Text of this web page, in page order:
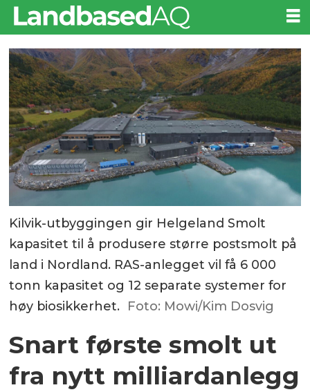
Kilvik-utbyggingen gir Helgeland Smolt
kapasitet til å produsere større postsmolt på
land i Nordland. RAS-anlegget vil få 6 000
tonn kapasitet og 12 separate systemer for
høy biosikkerhet. Foto: Mowi/Kim Dosvig
Snart første smolt ut
fra nytt milliardanlegg